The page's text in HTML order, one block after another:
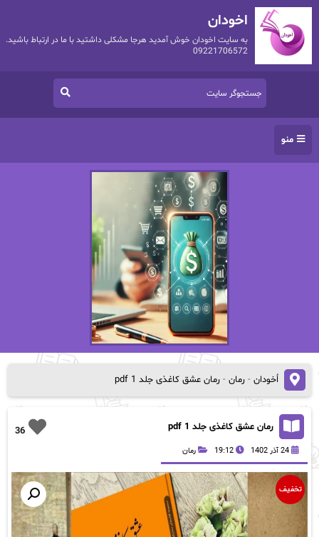
اخودان
به سایت اخودان خوش آمدید هرجا مشکلی داشتید با ما در ارتباط باشید.
09221706572
منو
اُخودان- رمان- رمان‌ عشق کاغذی جلد 1 pdf
36 رمان‌ عشق کاغذی جلد 1 pdf
24 آذر 1402 19:12 رمان
تخفیف